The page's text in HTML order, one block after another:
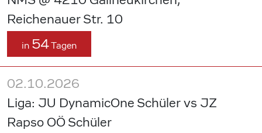
Reichenauer Str. 10
in 54Tagen
02.10.2026
Liga: JU DynamicOne Schüler vs JZ
Rapso OÖ Schüler